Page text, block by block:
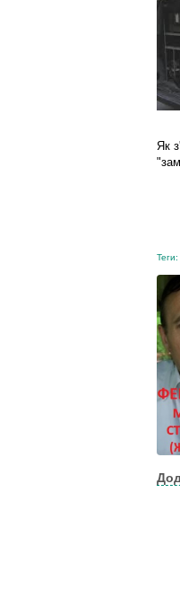
Як
Теги: